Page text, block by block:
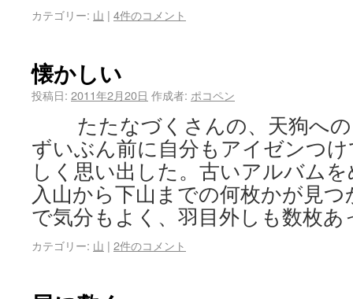
カテゴリー: 山 | 4件のコメント
懐かしい
投稿日: 2011年2月20日 作成者: ポコペン
たたなづくさんの、天狗への
ずいぶん前に自分もアイゼンつ
しく思い出した。古いアルバム
入山から下山までの何枚かが見
で気分もよく、羽目外しも数枚
カテゴリー: 山 | 2件のコメント